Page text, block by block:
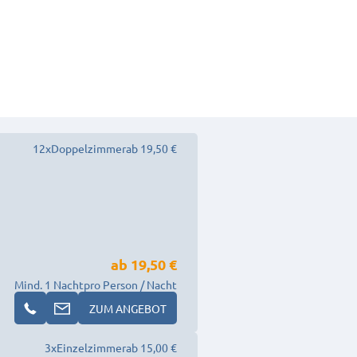
12xDoppelzimmerab 19,50 €
Mind. 1 Nacht
ab 19,50 €
pro Person / Nacht
ZUM ANGEBOT
3xEinzelzimmerab 15,00 €